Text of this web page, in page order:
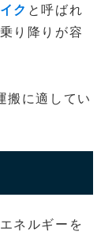
ク と呼ばれ
り降りが容
搬に適してい
ネルギーを